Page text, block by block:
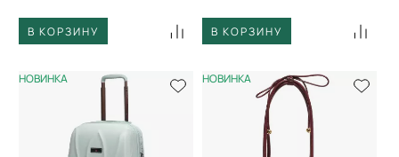
В КОРЗИНУ В КОРЗИНУ
НОВИНКА НОВИНКА